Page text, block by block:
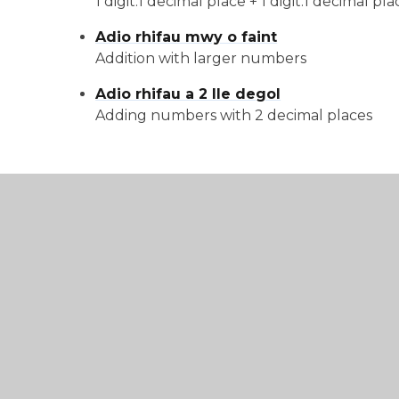
Adio rhifau mwy o faint
Addition with larger numbers
Adio rhifau a 2 lle degol
Adding numbers with 2 decimal places